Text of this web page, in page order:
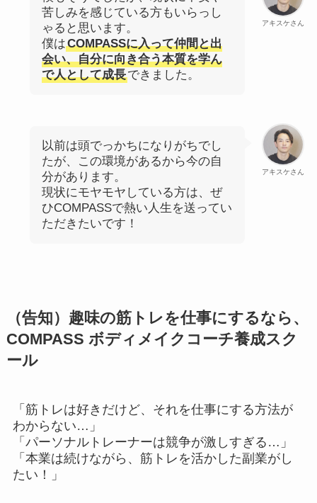
アキスケさん
苦しみを感じている方もいらっし
ゃると思います。
僕はCOMPASSに入って仲間と出
会い、自分に向き合う本質を学ん
で人として成長できました。
アキスケさん
以前は頭でっかちになりがちでし
たが、この環境があるから今の自
分があります。
現状にモヤモヤしている方は、ぜ
ひCOMPASSで熱い人生を送ってい
ただきたいです！
（告知）趣味の筋トレを仕事にするなら、
COMPASS ボディメイクコーチ養成スク
ール
「筋トレは好きだけど、それを仕事にする方法が
わからない…」
「パーソナルトレーナーは競争が激しすぎる…」
「本業は続けながら、筋トレを活かした副業がし
たい！」